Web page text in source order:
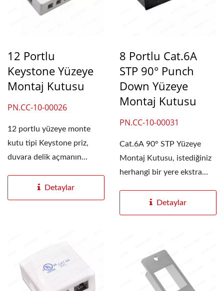
12 Portlu
Keystone Yüzeye
Montaj Kutusu
PN.CC-10-00026
12 portlu yüzeye monte
kutu tipi Keystone priz,
duvara delik açmanın
Detaylar
8 Portlu Cat.6A
STP 90° Punch
Down Yüzeye
Montaj Kutusu
PN.CC-10-00031
Cat.6A 90° STP Yüzeye
Montaj Kutusu, istediğiniz
herhangi bir yere ekstra
Detaylar